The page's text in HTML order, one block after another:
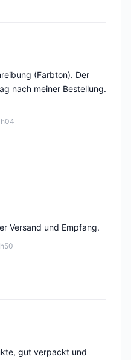
(Farbton). Der
nach meiner Bestellung.
Versand und Empfang.
gut verpackt und